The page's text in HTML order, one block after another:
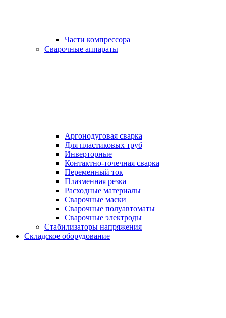
Части компрессора
Сварочные аппараты
Аргонодуговая сварка
Для пластиковых труб
Инверторные
Контактно-точечная сварка
Переменный ток
Плазменная резка
Расходные материалы
Сварочные маски
Сварочные полуавтоматы
Сварочные электроды
Стабилизаторы напряжения
Складское оборудование